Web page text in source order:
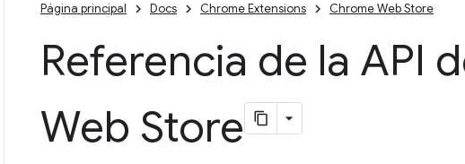
Página principal Docs Chrome Extensions Chrome Web Store
Referencia de la API
Web Store